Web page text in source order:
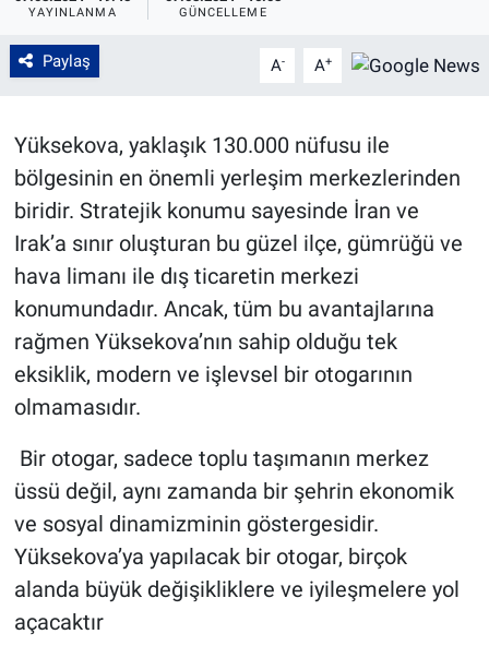
YAYINLANMA GÜNCELLEME
Paylaş A- A+
Yüksekova, yaklaşık 130.000 nüfusu ile
bölgesinin en önemli yerleşim merkezlerinden
biridir. Stratejik konumu sayesinde İran ve
Irak’a sınır oluşturan bu güzel ilçe, gümrüğü ve
hava limanı ile dış ticaretin merkezi
konumundadır. Ancak, tüm bu avantajlarına
rağmen Yüksekova’nın sahip olduğu tek
eksiklik, modern ve işlevsel bir otogarının
olmamasıdır.
Bir otogar, sadece toplu taşımanın merkez
üssü değil, aynı zamanda bir şehrin ekonomik
ve sosyal dinamizminin göstergesidir.
Yüksekova’ya yapılacak bir otogar, birçok
alanda büyük değişikliklere ve iyileşmelere yol
açacaktır